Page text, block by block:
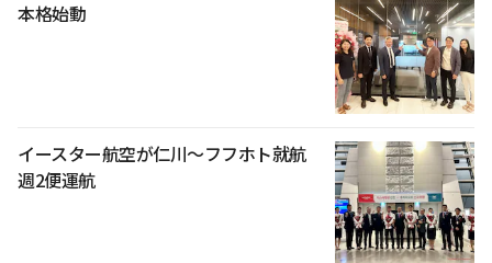
本格始動
イースター航空が仁川〜フフホト就航
週2便運航